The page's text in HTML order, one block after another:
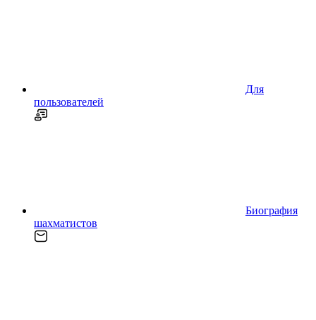
Для
пользователей
Биография
шахматистов